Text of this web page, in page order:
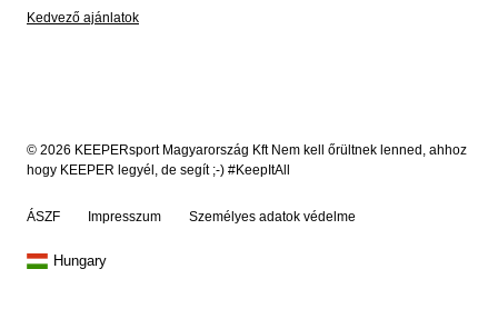
Kedvező ajánlatok
© 2026 KEEPERsport Magyarország Kft Nem kell őrültnek lenned, ahhoz
hogy KEEPER legyél, de segít ;-) #KeepItAll
ÁSZF Impresszum Személyes adatok védelme
Hungary